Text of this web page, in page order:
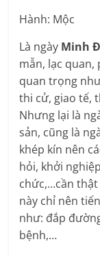
Hành:
Là ngày Minh
mẫn, lạc quan,
quan trọng
thi cử, giao tế,
Nhưng lại là
sản, cũng là
khép kín nên
hỏi, khởi
chức,…cần
này chỉ nên
như: đắp
bệnh,…